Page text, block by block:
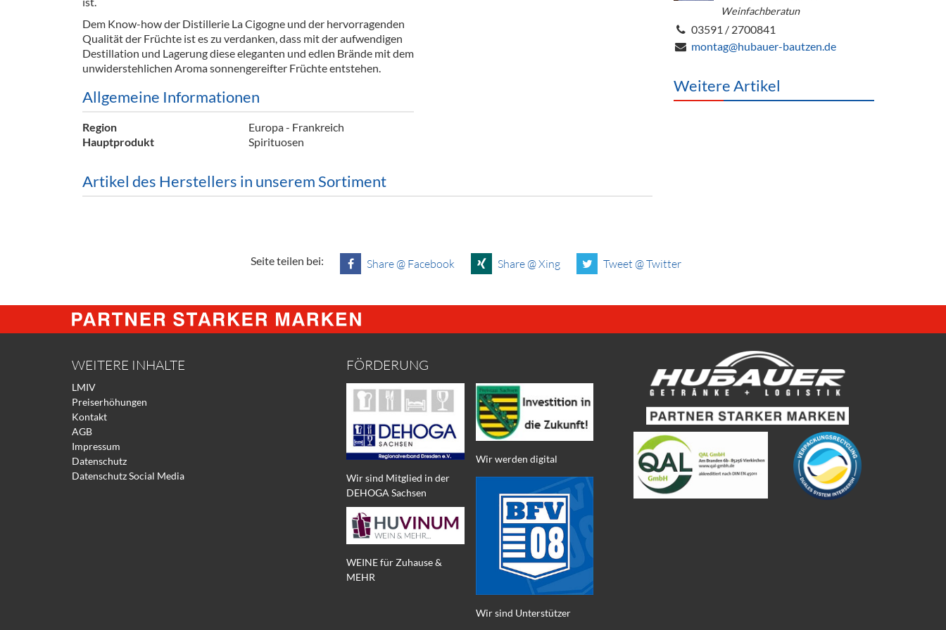
Equipment
Ausschankwagen
Gläser
Kühlanhänger
Theken + Zubehör
Verpackung
Dem Know-how der Distillerie La Cigogne und der hervorragenden
Qualität der Früchte ist es zu verdanken, dass mit der aufwendigen
Destillation und Lagerung diese eleganten und edlen Brände mit dem
unwiderstehlichen Aroma sonnengereifter Früchte entstehen.
Allgemeine Informationen
Region
Europa - Frankreich
Hauptprodukt
Spirituosen
Artikel des Herstellers in unserem Sortiment
Weinfachberatun
03591 / 2700841
montag@hubauer-bautzen.de
Weitere Artikel
Seite teilen bei: Share @ Facebook Share @ Xing Tweet @ Twitter
WEITERE INHALTE
LMIV
Preiserhöhungen
Kontakt
AGB
Impressum
Datenschutz
Datenschutz Social Media
FÖRDERUNG
Wir sind Mitglied in der
DEHOGA Sachsen
WEINE für Zuhause &
MEHR
Wir werden digital
Wir sind Unterstützer